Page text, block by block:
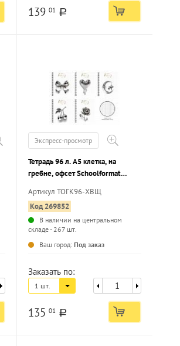
139 01 a
Экспресс-просмотр
Тетрадь 96 л. А5 клетка, на
гребне, офсет Schoolformat
твин-лак
Артикул ТОГК96-ХВЩ
Код 269852
В наличии на центральном
складе - 267 шт.
Ваш город: Под заказ
Заказать по:
1 шт.
135 01 a